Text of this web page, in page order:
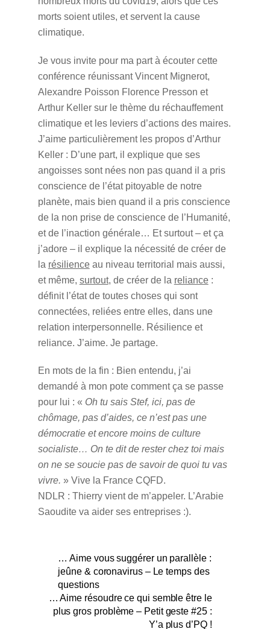
morts soient utiles, et servent la cause
climatique.
Je vous invite pour ma part à écouter cette
conférence réunissant Vincent Mignerot,
Alexandre Poisson Florence Presson et
Arthur Keller sur le thème du réchauffement
climatique et les leviers d’actions des maires.
J’aime particulièrement les propos d’Arthur
Keller : D’une part, il explique que ses
angoisses sont nées non pas quand il a pris
conscience de l’état pitoyable de notre
planète, mais bien quand il a pris conscience
de la non prise de conscience de l’Humanité,
et de l’inaction générale… Et surtout – et ça
j’adore – il explique la nécessité de créer de
la résilienceau niveau territorial mais aussi,
et même, surtout, de créer de la reliance:
définit l’état de toutes choses qui sont
connectées, reliées entre elles, dans une
relation interpersonnelle. Résilience et
reliance. J’aime. Je partage.
En mots de la fin : Bien entendu, j’ai
demandé à mon pote comment ça se passe
pour lui : « Oh tu sais Stef, ici, pas de
chômage, pas d’aides, ce n’est pas une
démocratie et encore moins de culture
socialiste… On te dit de rester chez toi mais
on ne se soucie pas de savoir de quoi tu vas
vivre. » Vive la France CQFD.
NDLR : Thierry vient de m’appeler. L’Arabie
Saoudite va aider ses entreprises :).
… Aime vous suggérer un parallèle :
jeûne & coronavirus – Le temps des
questions
… Aime résoudre ce qui semble être le
plus gros problème – Petit geste #25 :
Y’a plus d’PQ !